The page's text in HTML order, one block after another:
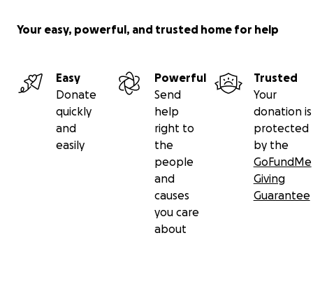
Your easy, powerful, and trusted home for help
Easy
Donate
quickly
and
easily
Powerful
Send
help
right to
the
people
and
causes
you care
about
Trusted
Your
donation is
protected
by the
GoFundMe
Giving
Guarantee